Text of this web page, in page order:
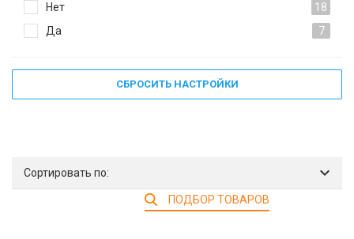
Нет
18
Да
7
СБРОСИТЬ НАСТРОЙКИ
Сортировать по:
ПОДБОР ТОВАРОВ